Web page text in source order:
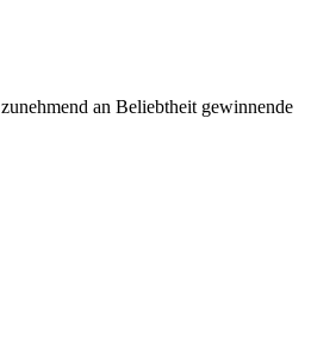
an Beliebtheit gewinnende